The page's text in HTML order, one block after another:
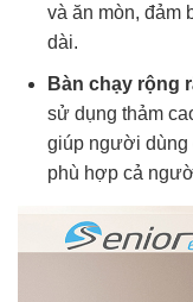
và ăn mòn, đảm
dài.
Bàn chạy rộng
sử dụng thảm
giúp người dùng
phù hợp cả